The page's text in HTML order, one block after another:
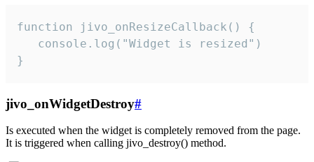
function jivo_onResizeCallback() {
   console.log("Widget is resized")
}
jivo_onWidgetDestroy#
Is executed when the widget is completely removed from the page.
It is triggered when calling jivo_destroy() method.